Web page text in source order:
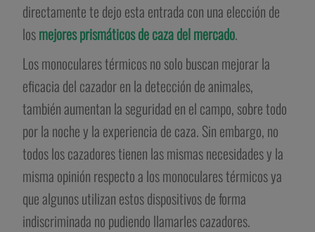
directamente te dejo esta entrada con una elección de
losmejores prismáticos de caza del mercado.
Los monoculares térmicos no solo buscan mejorar la
eficacia del cazador en la detección de animales,
también aumentan la seguridad en el campo, sobre todo
por la noche y la experiencia de caza. Sin embargo, no
todos los cazadores tienen las mismas necesidades y la
misma opinión respecto a los monoculares térmicos ya
que algunos utilizan estos dispositivos de forma
indiscriminada no pudiendo llamarles cazadores.